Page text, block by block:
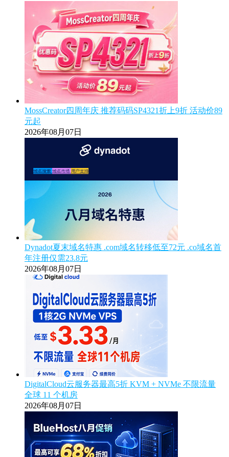
MossCreator四周年庆 推荐码码SP4321折上9折 活动价89
元起
2026年08月07日
Dynadot夏末域名特惠 .com域名转移低至72元 .co域名首
年注册仅需23.8元
2026年08月07日
DigitalCloud云服务器最高5折 KVM + NVMe 不限流量
全球 11 个机房
2026年08月07日